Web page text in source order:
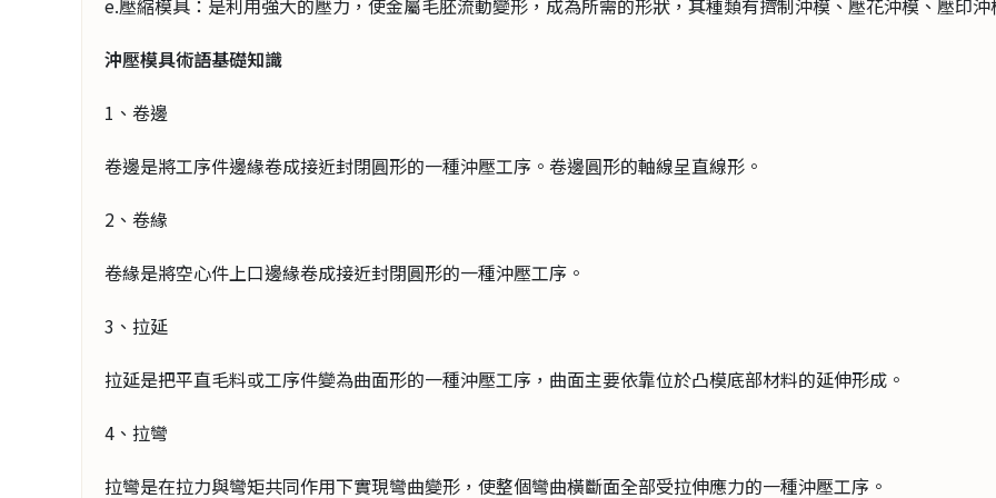
e.壓縮模具：是利用強大的壓力，使金屬毛胚流動變形，成為所需的形狀，其種類有擠制沖模、壓花沖模、壓印沖
沖壓模具術語基礎知識
1、卷邊
卷邊是將工序件邊緣卷成接近封閉圓形的一種沖壓工序。卷邊圓形的軸線呈直線形。
2、卷緣
卷緣是將空心件上口邊緣卷成接近封閉圓形的一種沖壓工序。
3、拉延
拉延是把平直毛料或工序件變為曲面形的一種沖壓工序，曲面主要依靠位於凸模底部材料的延伸形成。
4、拉彎
拉彎是在拉力與彎矩共同作用下實現彎曲變形，使整個彎曲橫斷面全部受拉伸應力的一種沖壓工序。